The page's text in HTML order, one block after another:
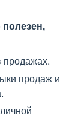
продажах.
продаж и